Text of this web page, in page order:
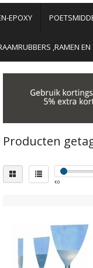
EPOXY
,RAMEN EN
Producten
€0